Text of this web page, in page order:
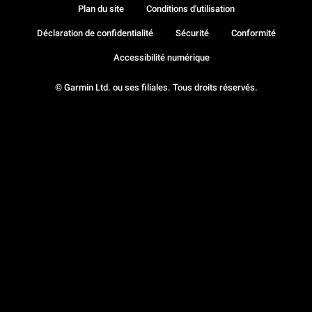
© Garmin Ltd. ou ses filiales. Tous droits réservés.
Plan du site Conditions d'utilisation
Déclaration de confidentialité Sécurité Conformité
Accessibilité numérique